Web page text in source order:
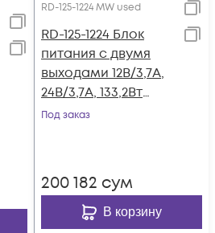
RD-125-1224 MW used
RD-125-1224 Блок
питания с двумя
выходами 12В/3,7А,
24В/3,7А, 133,2Вт
Mean Well
Под заказ
200 182 сум
В корзину